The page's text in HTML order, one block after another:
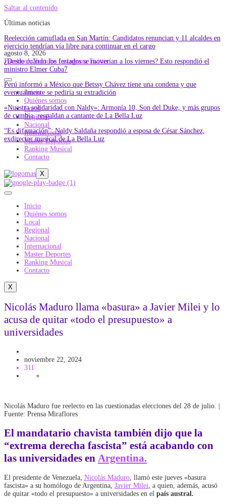
Saltar al contenido
Últimas noticias
Reelección camuflada en San Martín: Candidatos renuncian y 11 alcaldes en
ejercicio tendrían vía libre para continuar en el cargo
¿Desde cuándo los feriados se moverían a los viernes? Esto respondió el
ministro Elmer Cuba7
Perú informó a México que Betssy Chávez tiene una condena y que
eventualmente se pediría su extradición
«Nuestra solidaridad con Naldy»: Armonía 10, Son del Duke, y más grupos
de cumbia, respaldan a cantante de La Bella Luz
“Es difamación”: Naldy Saldaña respondió a esposa de César Sánchez,
exdirector musical de La Bella Luz
agosto 8, 2026
Facebook Youtube Instagram Twitter
Inicio
Quiénes somos
Local
Regional
Nacional
Internacional
Master Deportes
Ranking Musical
Contacto
X
Inicio
Quiénes somos
Local
Regional
Nacional
Internacional
Master Deportes
Ranking Musical
Contacto
X
Nicolás Maduro llama «basura» a Javier Milei y lo
acusa de quitar «todo el presupuesto» a
universidades
noviembre 22, 2024
311
Nicolás Maduro fue reelecto en las cuestionadas elecciones del 28 de julio. |
Fuente: Prensa Miraflores
El mandatario chavista también dijo que la
“extrema derecha fascista” está acabando con
las universidades en Argentina.
El presidente de Venezuela, Nicolás Maduro , llamó este jueves «basura
fascista» a su homólogo de Argentina, Javier Milei , a quien, además, acusó
de quitar «todo el presupuesto» a universidades en el país austral.